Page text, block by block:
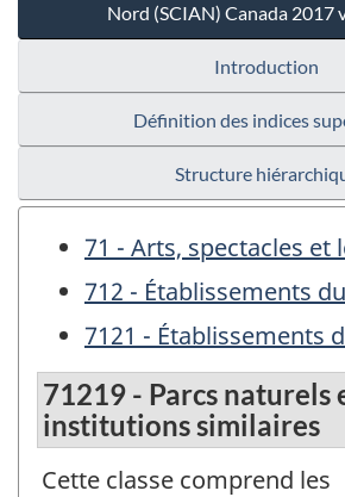
Nord (SCIAN) Canada 2017
Introduction
Définition des indices
Structure
71 - Arts, spectacles et
712 - Établissements
7121 - Établissements
71219 - Parcs naturels
institutions similaires
Cette classe comprend les